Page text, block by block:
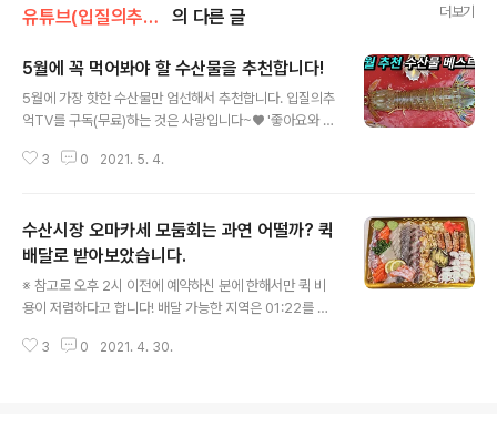
유튜브(입질의추억tv) 의 다른 글 더보기
5월에 꼭 먹어봐야 할 수산물을 추천합니다!
5월에 가장 핫한 수산물만 엄선해서 추천합니다. 입질의추
억TV를 구독(무료)하는 것은 사랑입니다~♥ '좋아요와 알
지민, 조정연 - 영상 편집 : 김은진 입질의 추억의 어류, 생
2ZwrQBDIWCv 입질의 추억의 갑각류, 해산물 ↓↓↓
https://www.youtube.com/watch?v=cqo7hsXNKf
4&list=PLd4fUtz0QVAR_kVXWGfLQpqE67mJcG
5QK 입질의 추억의 수산시장 탐방 ↓↓↓ https://ww
3 0 2021. 5. 4.
수산시장 오마카세 모둠회는 과연 어떨까? 퀵
배달로 받아보았습니다.
※ 참고로 오후 2시 이전에 예약하신 분에 한해서만 퀵 비
용이 저렴하다고 합니다! 배달 가능한 지역은 01:22를 참
추억TV에선 모든 광고를 수용하기가 어렵다는 점. 광고주
3 0 2021. 4. 30.